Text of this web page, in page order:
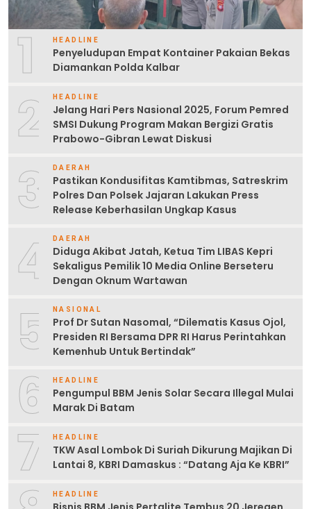
1 HEADLINE
Penyeludupan Empat Kontainer Pakaian Bekas
Diamankan Polda Kalbar
2 HEADLINE
Jelang Hari Pers Nasional 2025, Forum Pemred
SMSI Dukung Program Makan Bergizi Gratis
Prabowo-Gibran Lewat Diskusi
3 DAERAH
Pastikan Kondusifitas Kamtibmas, Satreskrim
Polres Dan Polsek Jajaran Lakukan Press
Release Keberhasilan Ungkap Kasus
4 DAERAH
Diduga Akibat Jatah, Ketua Tim LIBAS Kepri
Sekaligus Pemilik 10 Media Online Berseteru
Dengan Oknum Wartawan
5 NASIONAL
Prof Dr Sutan Nasomal, “Dilematis Kasus Ojol,
Presiden RI Bersama DPR RI Harus Perintahkan
Kemenhub Untuk Bertindak”
6 HEADLINE
Pengumpul BBM Jenis Solar Secara Illegal Mulai
Marak Di Batam
7 HEADLINE
TKW Asal Lombok Di Suriah Dikurung Majikan Di
Lantai 8, KBRI Damaskus : “Datang Aja Ke KBRI”
HEADLINE